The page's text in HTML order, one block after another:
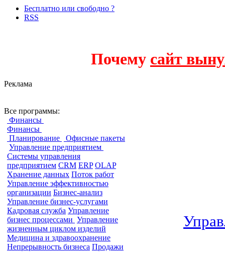
Бесплатно или свободно ?
RSS
Почему сайт
Реклама
Все программы:
Финансы
Финансы
Планирование
Офисные пакеты
Управление предприятием
Системы управления
предприятием CRM ERP OLAP
Хранение данных Поток работ
Управление эффективностью
организации Бизнес-анализ
Управление бизнес-услугами
Кадровая служба Управление
бизнес процессами Управление
жизненным циклом изделий
Медицина и здравоохранение
Непрерывность бизнеса Продажи